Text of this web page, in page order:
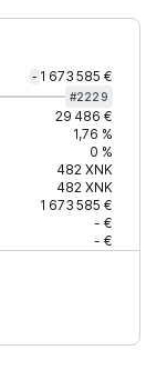
- 1 673 585 €
#2229
29 486 €
1,76 %
0 %
482XNK
482XNK
1 673 585 €
- €
- €